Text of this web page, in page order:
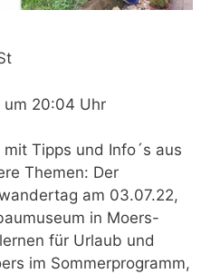
um 20:04 Uhr
Tipps und Info´s aus
Themen: Der
am 03.07.22,
in Moers-
für Urlaub und
im Sommerprogramm,